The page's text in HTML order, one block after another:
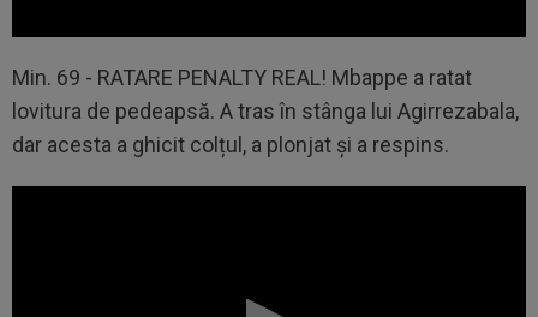
Min. 69 - RATARE PENALTY REAL! Mbappe a ratat
lovitura de pedeapsă. A tras în stânga lui Agirrezabala,
dar acesta a ghicit colțul, a plonjat și a respins.